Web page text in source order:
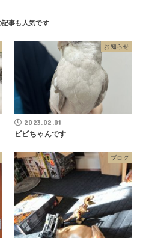
お知らせ
2023.02.01
ビビちゃんです
ブログ